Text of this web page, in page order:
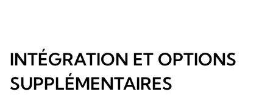
INTÉGRATION ET OPTIONS
SUPPLÉMENTAIRES